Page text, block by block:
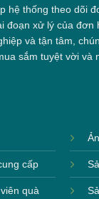
hệ thống theo dõi
đoạn xử lý của đơn
và tận tâm,
sắm tuyệt vời và
cấp
quà